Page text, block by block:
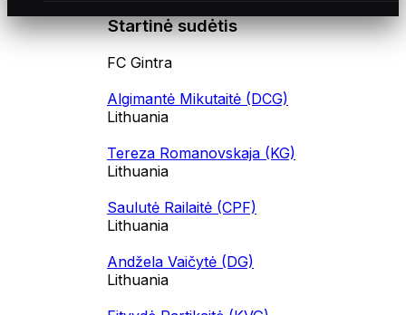
Startinė sudėtis
FC Gintra
Algimantė Mikutaitė (DCG)
Lithuania
Tereza Romanovskaja (KG)
Lithuania
Saulutė Railaitė (CPF)
Lithuania
Andžela Vaičytė (DG)
Lithuania